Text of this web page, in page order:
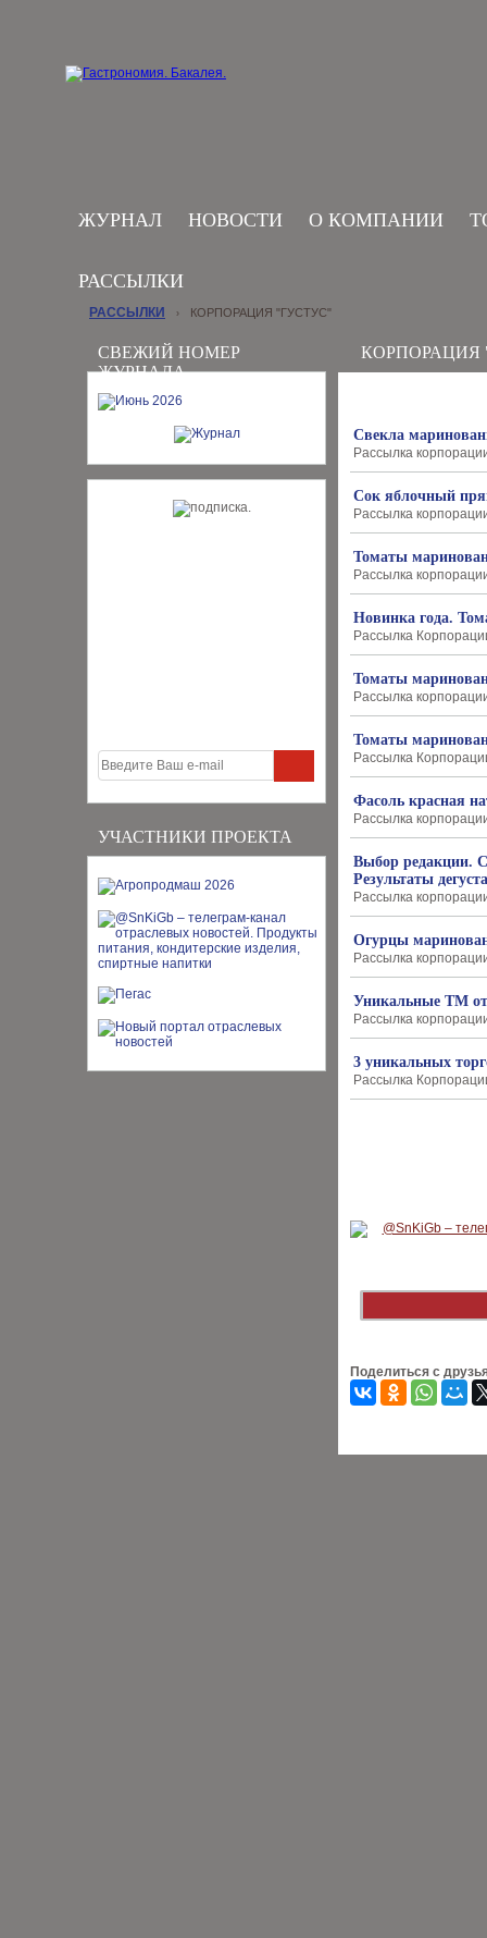
ЖУРНАЛ НОВОСТИ О КОМПАНИИ
РАССЫЛКИ
СВЕЖИЙ НОМЕР
ЖУРНАЛА
УЧАСТНИКИ ПРОЕКТА
РАССЫЛКИ › КОРПОРАЦИЯ "ГУСТУС"
КОРПОРАЦИЯ
Свекла
Рассылка
Сок яблочный
Рассылка
Томаты
Рассылка
Новинка года.
Рассылка
Томаты
Рассылка
Томаты
Рассылка
Фасоль красная
Рассылка
Выбор редакции.
Результаты
Рассылка
Огурцы
Рассылка
Уникальные ТМ
Рассылка
3 уникальных
Рассылка
Поделиться с